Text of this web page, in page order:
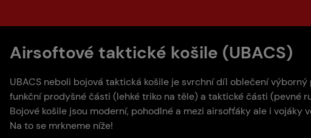
Airsoftové taktické košile (UBACS)
UBACS neboli bojová taktická košile je svrchní díl oblečení
funkční prodyšné části (lehké triko na těle) a taktické části (pevné
Bojové košile jsou moderní, pohodlné a mezi airsofťáky ale i vojáky
Na to se mrkneme níže!